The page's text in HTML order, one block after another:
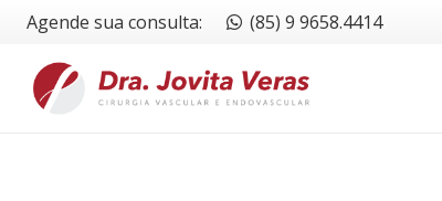
Agende sua consulta: (85) 9 9658.4414